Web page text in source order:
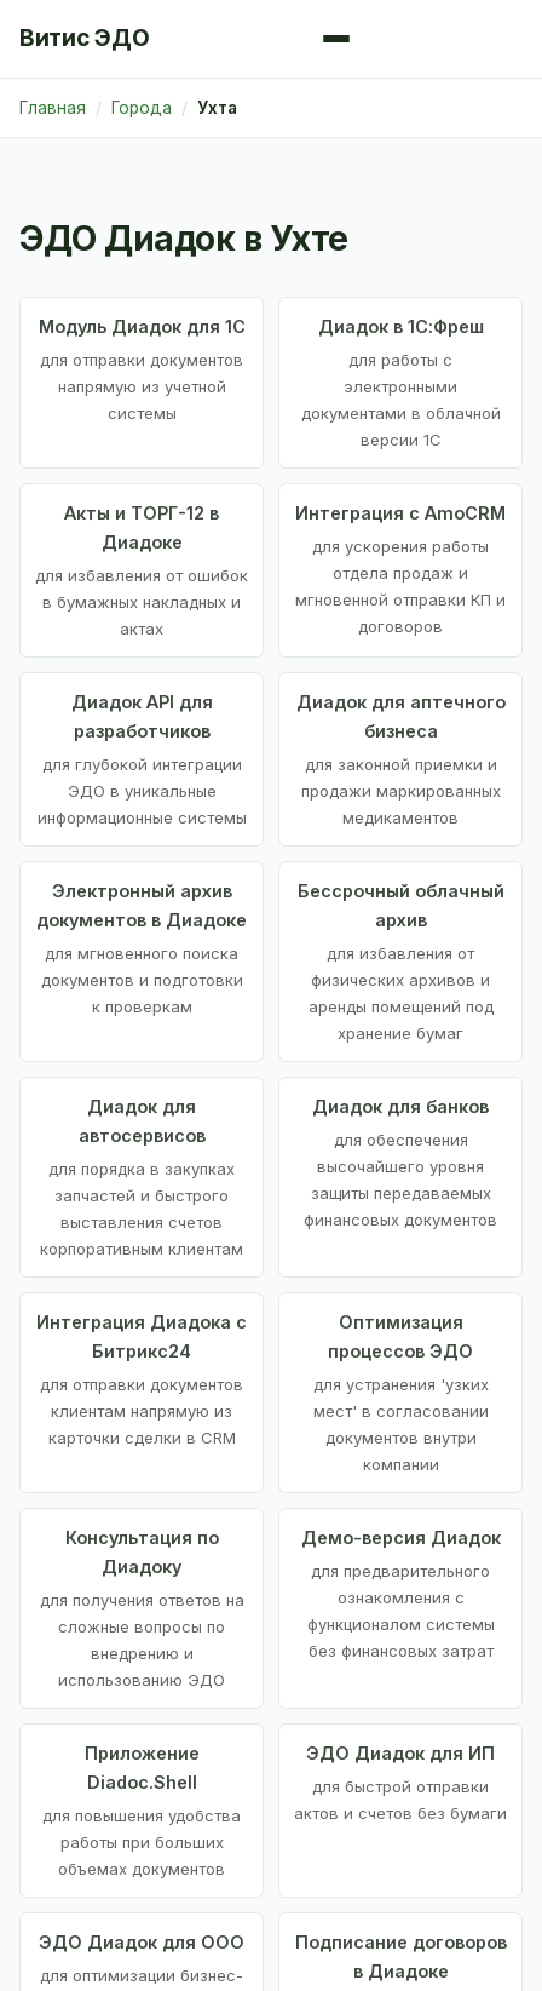
Витис ЭДО
Главная Города Ухта
ЭДО Диадок в Ухте
Модуль Диадок для 1С
для отправки документов
напрямую из учетной
системы
Диадок в 1С:Фреш
для работы с
электронными
документами в облачной
версии 1С
Акты и ТОРГ-12 в
Диадоке
для избавления от ошибок
в бумажных накладных и
актах
Интеграция с AmoCRM
для ускорения работы
отдела продаж и
мгновенной отправки КП и
договоров
Диадок API для
разработчиков
для глубокой интеграции
ЭДО в уникальные
информационные системы
Диадок для аптечного
бизнеса
для законной приемки и
продажи маркированных
медикаментов
Электронный архив
документов в Диадоке
для мгновенного поиска
документов и подготовки
к проверкам
Бессрочный облачный
архив
для избавления от
физических архивов и
аренды помещений под
хранение бумаг
Диадок для
автосервисов
для порядка в закупках
запчастей и быстрого
выставления счетов
корпоративным клиентам
Диадок для банков
для обеспечения
высочайшего уровня
защиты передаваемых
финансовых документов
Интеграция Диадока с
Битрикс24
для отправки документов
клиентам напрямую из
карточки сделки в CRM
Оптимизация
процессов ЭДО
для устранения 'узких
мест' в согласовании
документов внутри
компании
Консультация по
Диадоку
для получения ответов на
сложные вопросы по
внедрению и
использованию ЭДО
Демо-версия Диадок
для предварительного
ознакомления с
функционалом системы
без финансовых затрат
Приложение
Diadoc.Shell
для повышения удобства
работы при больших
объемах документов
ЭДО Диадок для ИП
для быстрой отправки
актов и счетов без бумаги
ЭДО Диадок для ООО
для оптимизации бизнес-
Подписание договоров
в Диадоке